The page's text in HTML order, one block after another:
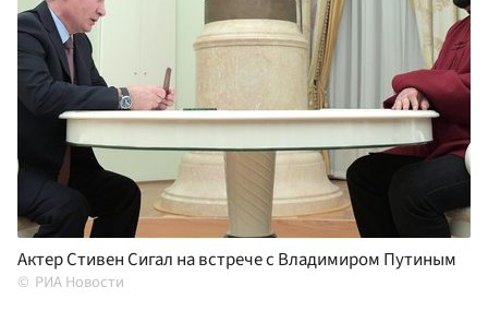
Актер Стивен Сигал на встрече с Владимиром Путиным
РИА Новости